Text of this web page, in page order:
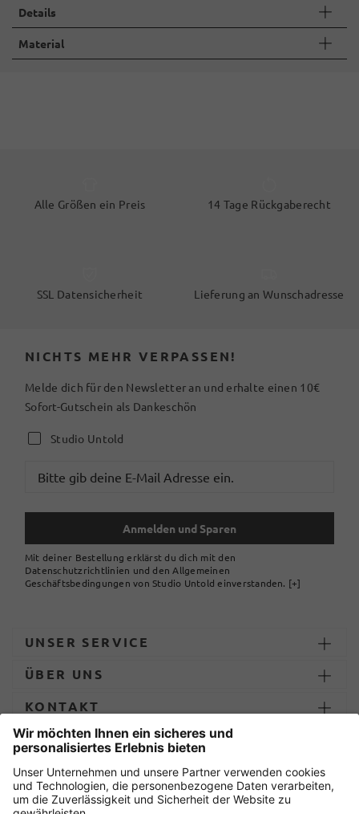
Details
Material
Alle Größen ein Preis 14 Tage Rückgaberecht
SSL Datensicherheit Lieferung an Wunschadresse
NICHTS MEHR VERPASSEN!
Melde dich für den Newsletter an und erhalte einen 10€
Sofort-Gutschein als Dankeschön
Studio Untold
Anmelden und Sparen
Mit deiner Bestellung erklärst du dich mit den
Datenschutzrichtlinien und den Allgemeinen
Geschäftsbedingungen von Studio Untold einverstanden. [+]
UNSER SERVICE
ÜBER UNS
KONTAKT
ZAHLUNG UND LIEFERUNG
Sicher einkaufen mit